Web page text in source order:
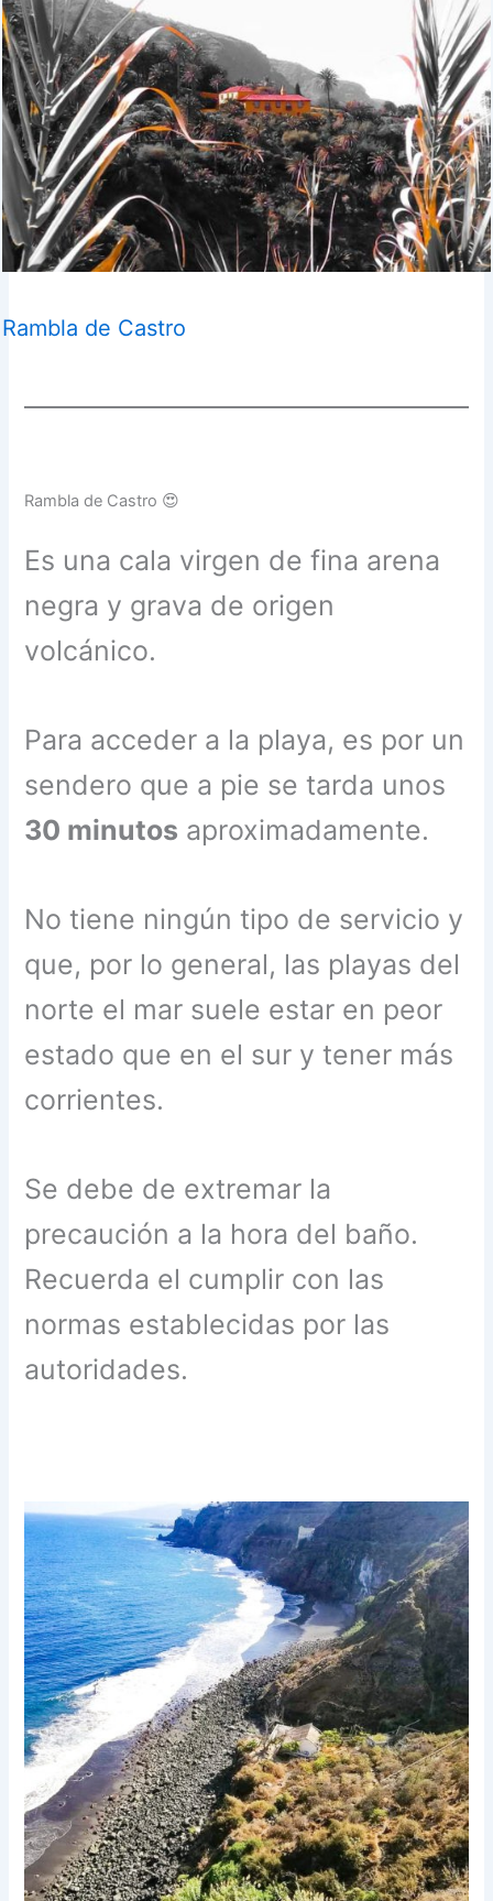
Rambla de Castro
Rambla de Castro 😍
Es una cala virgen de fina arena
negra y grava de origen
volcánico.
Para acceder a la playa, es por un
sendero que a pie se tarda unos
30 minutos aproximadamente.
No tiene ningún tipo de servicio y
que, por lo general, las playas del
norte el mar suele estar en peor
estado que en el sur y tener más
corrientes.
Se debe de extremar la
precaución a la hora del baño.
Recuerda el cumplir con las
normas establecidas por las
autoridades.